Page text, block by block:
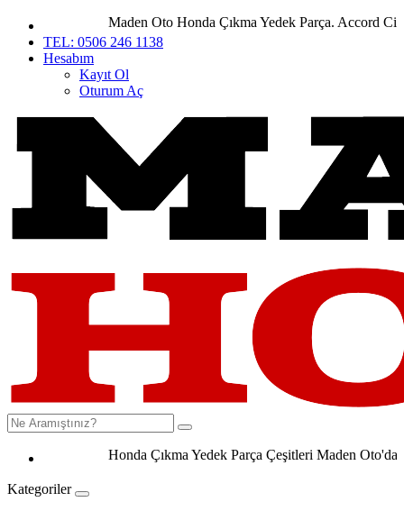
Maden Oto Honda Çıkma Yedek Parça. Accord City
TEL: 0506 246 1138
Hesabım
Kayıt Ol
Oturum Aç
Honda Çıkma Yedek Parça Çeşitleri Maden Oto'da 0506
Kategoriler